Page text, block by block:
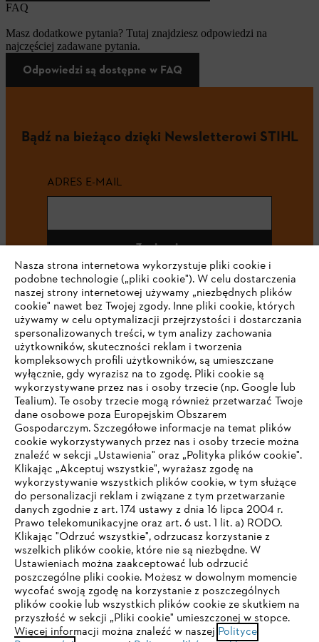
FAQ
Masz dodatkowe pytania? Tutaj znajdziesz odpowiedzi na
najczęściej zadawane pytania.
Odpowiedzi są dostępne w FAQ
Bądź na bieżąco dzięki Newsletterowi STIHL
ADRES E-MAIL
Zapisz się
#STIHL
Firma
STIHL FAQ
Serwis
TWOJA PRZEGLĄDARKA NIE JEST
OBSŁUGIWANA
Korzystasz z przeglądarki, której jeszcze nie obsługujemy. W
celu optymalnego korzystania z naszej strony zalecamy
przejście do jednej z następujących przeglądarek:
Nasza strona internetowa wykorzystuje pliki cookie i
podobne technologie („pliki cookie"). W celu dostarczenia
naszej strony internetowej używamy „niezbędnych plików
cookie" nawet bez Twojej zgody. Inne pliki cookie, których
używamy w celu optymalizacji przejrzystości i dostarczania
spersonalizowanych treści, w tym analizy zachowania
użytkowników, skuteczności reklam i tworzenia
kompleksowych profili użytkowników, są umieszczane
wyłącznie, gdy wyrazisz na to zgodę. Pliki cookie są
wykorzystywane przez nas i osoby trzecie (np. Google lub
Tealium). Te osoby trzecie mogą również przetwarzać Twoje
dane osobowe poza Europejskim Obszarem
Gospodarczym. Szczegółowe informacje na temat plików
cookie wykorzystywanych przez nas i osoby trzecie można
znaleźć w sekcji „Ustawienia" oraz „Polityka plików cookie".
Klikając „Akceptuj wszystkie", wyrażasz zgodę na
wykorzystywanie wszystkich plików cookie, w tym służące
do personalizacji reklam i związane z tym przetwarzanie
danych zgodnie z art. 174 ustawy z dnia 16 lipca 2004 r.
Prawo telekomunikacyjne oraz art. 6 ust. 1 lit. a) RODO.
Klikając "Odrzuć wszystkie", odrzucasz korzystanie z
wszelkich plików cookie, które nie są niezbędne. W
Ustawieniach można zaakceptować lub odrzucić
poszczególne pliki cookie. Możesz w dowolnym momencie
wycofać swoją zgodę na korzystanie z poszczególnych
plików cookie lub wszystkich plików cookie ze skutkiem na
przyszłość w sekcji „Pliki cookie" umieszczonej w stopce.
Więcej informacji można znaleźć w naszej Polityce